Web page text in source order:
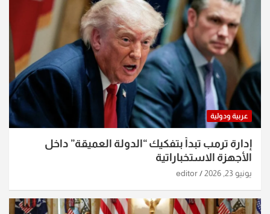
عربية ودولية
إدارة ترمب تبدأ بتفكيك “الدولة العميقة” داخل
الأجهزة الاستخباراتية
يونيو 23, 2026 editor